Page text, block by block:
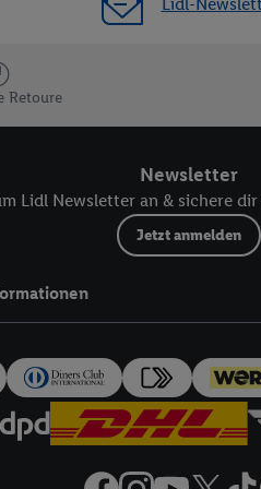
Retoure
Newsletter
Lidl Newsletter an & sichere
Jetzt anmelden
zu sämtlichen
zu widerrufen, finden Sie in
können Sie einzelne
Zwecke und Funktionen im
und Aufdeckung von
Abgleichung und Kombination
Identifikation von Geräten
sowie:
Erstellung von Profilen für
Endgerät. Entwicklung und
oder Kombinationen von Daten aus
von Werbeanzeigen. Messung der